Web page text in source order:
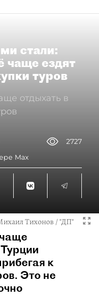
стали:
чаще ездят
туров
отдыхать в
2727
Max
Тихонов / "ДП"
к
Это не